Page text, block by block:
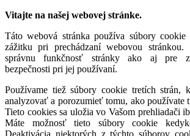
Vitajte na našej webovej stránke.
Táto webová stránka používa súbory cookie
zážitku pri prechádzaní webovou stránkou.
správnu funkčnosť stránky ako aj pre
bezpečnosti pri jej používaní.
Používame tiež súbory cookie tretích strán,
analyzovať a porozumieť tomu, ako používate
Tieto cookies sa uložia vo Vašom prehliadači
Máte možnosť tieto súbory cookie
Deaktivácia niektorých z týchto súborov